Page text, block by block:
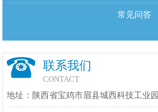
常见问答
联系我们
CONTACT
地址：陕西省宝鸡市眉县城西科技工业园